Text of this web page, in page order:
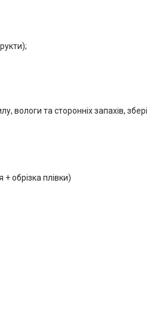
та сторонніх запахів,
обрізка плівки)